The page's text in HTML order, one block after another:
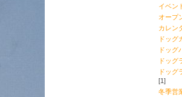
イベン
オープ
カレン
ドッグ
ドッグ
ドッグ
ドッグ
[1]
冬季営